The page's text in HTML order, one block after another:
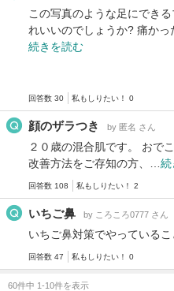
この写真のような足にでき
れいいのでしょうか? 痛かっ
続きを読む
回答数 30 私もしりたい！ 0
顔のザラつき by 匿名 さん
２０歳の混合肌です。 おで
改善方法をご存知の方、… 続
回答数 108 私もしりたい！ 2
いちご鼻 by ころころ0777 さん
いちご鼻対策でやっている
回答数 47 私もしりたい！ 0
60件中 1-10件を表示